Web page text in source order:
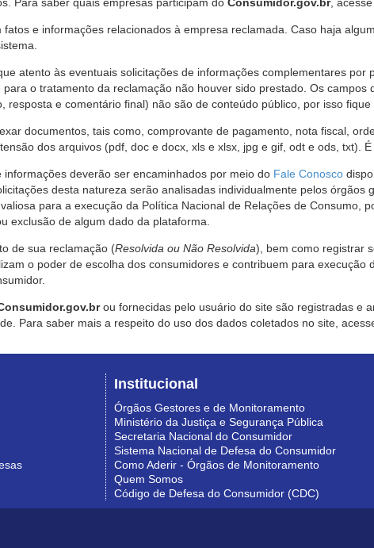
e informações relacionados à empresa reclamada. Caso haja
atento às eventuais solicitações de informações complementares por
o tratamento da reclamação não houver sido prestado. Os
e comentário final) não são de conteúdo público, por isso
documentos, tais como, comprovante de pagamento, nota fiscal,
dos arquivos (pdf, doc e docx, xls e xlsx, jpg e gif, odt e ods, txt).
deverão ser encaminhados por meio do Fale Conosco
desta natureza serão analisadas individualmente pelos órgãos
para a execução da Política Nacional de Relações de Consumo,
exclusão de algum dado da plataforma.
de sua reclamação (Resolvida ou Não Resolvida), bem como registrar
o poder de escolha dos consumidores e contribuem para execução
ou fornecidas pelo usuário do site são registradas e
Para saber mais a respeito do uso dos dados coletados no site,
Institucional
Órgãos Gestores e de Monitoramento
Ministério da Justiça e Segurança Pública
Secretaria Nacional do Consumidor
Sistema Nacional de Defesa do Consumidor
Como Aderir - Órgãos de Monitoramento
Quem Somos
Código de Defesa do Consumidor (CDC)